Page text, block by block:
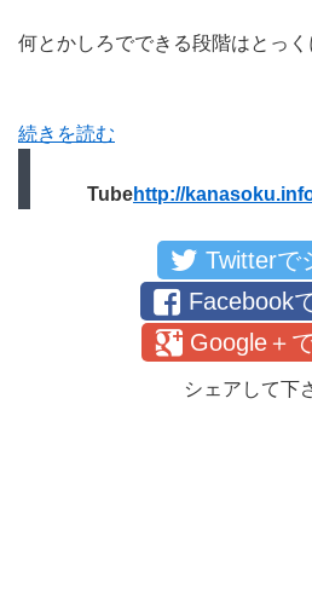
何とかしろでできる段階はとっ
続きを読む
Tubehttp://
Twitterで
Facebook
Google＋
シェアして下